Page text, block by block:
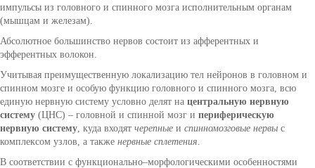
импульсы из головного и спинного мозга исполнительным органам
(мышцам и железам).
Абсолютное большинство нервов состоит из афферентных и
эфферентных волокон.
Учитывая преимущественную локализацию тел нейронов в головном и
спинном мозге и особую функцию головного и спинного мозга, всю
единую нервную систему условно делят на центральную нервную
систему (ЦНС) – головной и спинной мозг и периферическую
нервную систему, куда входят черепные и спинномозговые нервы с
комплексом узлов, а также нервные сплетения.
В соответствии с функционально–морфологическими особенностями